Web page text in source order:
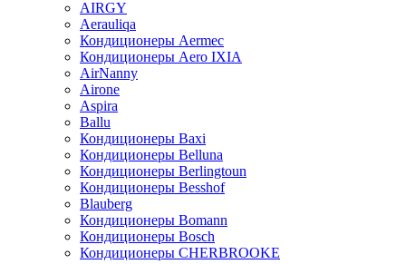
AIRGY
Aerauliqa
Кондиционеры Aermec
Кондиционеры Aero IXIA
AirNanny
Airone
Aspira
Ballu
Кондиционеры Baxi
Кондиционеры Belluna
Кондиционеры Berlingtoun
Кондиционеры Besshof
Blauberg
Кондиционеры Bomann
Кондиционеры Bosch
Кондиционеры CHERBROOKE